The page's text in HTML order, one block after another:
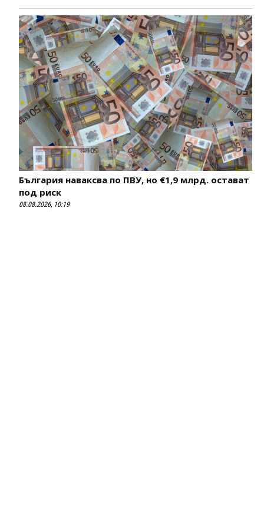
България наваксва по ПВУ, но €1,9 млрд. остават
под риск
08.08.2026, 10:19